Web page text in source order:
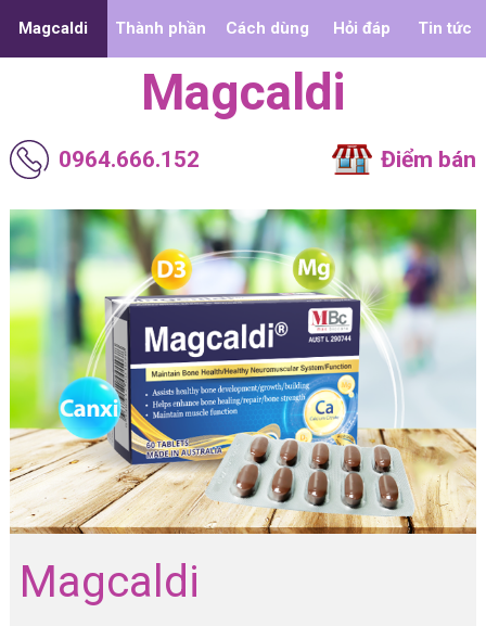
Magcaldi
0964.666.152 Điểm bán
Magcaldi Thành phần Cách dùng Hỏi đáp Tin tức
Magcaldi